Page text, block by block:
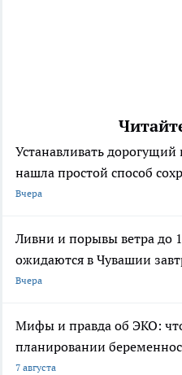
Устанавливать
нашла простой способ
Вчера
Ливни и порывы ветра до
ожидаются в Чувашии
Вчера
Мифы и правда об ЭКО:
планировании
7 августа